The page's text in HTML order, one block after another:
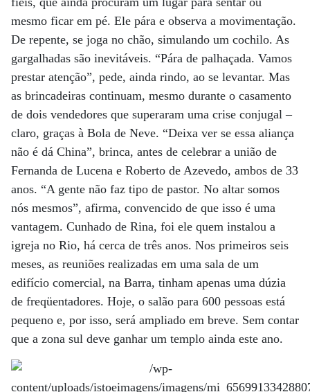
mesmo ficar em pé. Ele pára e observa a movimentação.
De repente, se joga no chão, simulando um cochilo. As
gargalhadas são inevitáveis. “Pára de palhaçada. Vamos
prestar atenção”, pede, ainda rindo, ao se levantar. Mas
as brincadeiras continuam, mesmo durante o casamento
de dois vendedores que superaram uma crise conjugal –
claro, graças à Bola de Neve. “Deixa ver se essa aliança
não é dá China”, brinca, antes de celebrar a união de
Fernanda de Lucena e Roberto de Azevedo, ambos de 33
anos. “A gente não faz tipo de pastor. No altar somos
nós mesmos”, afirma, convencido de que isso é uma
vantagem. Cunhado de Rina, foi ele quem instalou a
igreja no Rio, há cerca de três anos. Nos primeiros seis
meses, as reuniões realizadas em uma sala de um
edifício comercial, na Barra, tinham apenas uma dúzia
de freqüentadores. Hoje, o salão para 600 pessoas está
pequeno e, por isso, será ampliado em breve. Sem contar
que a zona sul deve ganhar um templo ainda este ano.